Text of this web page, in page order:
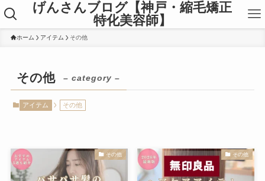
げんさんブログ【神戸・縮毛矯正
特化美容師】
ホーム アイテム その他
その他 – category –
アイテム その他
その他 その他